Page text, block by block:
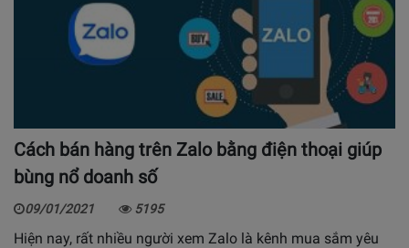
Cách bán hàng trên Zalo bằng điện thoại giúp
bùng nổ doanh số
09/01/2021 5195
Hiện nay, rất nhiều người xem Zalo là kênh mua sắm yêu